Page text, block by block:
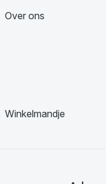
Over ons
Winkelmandje